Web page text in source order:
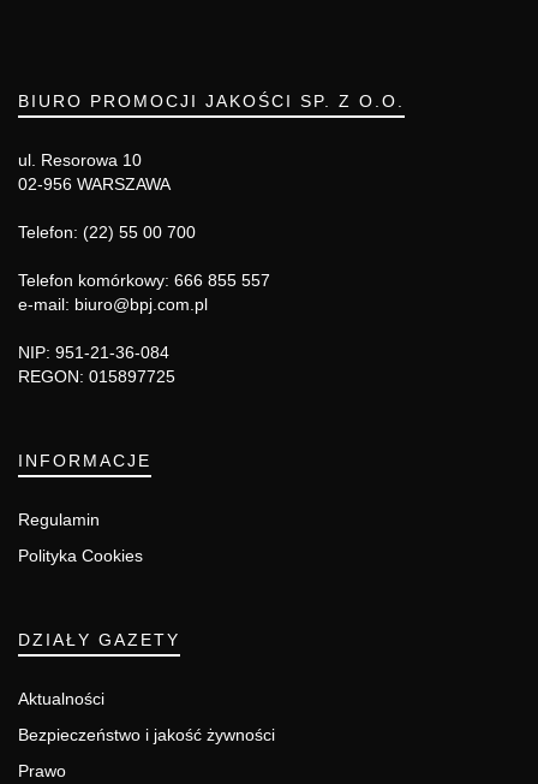
BIURO PROMOCJI JAKOŚCI SP. Z O.O.
ul. Resorowa 10
02-956 WARSZAWA
Telefon: (22) 55 00 700
Telefon komórkowy: 666 855 557
e-mail: biuro@bpj.com.pl
NIP: 951-21-36-084
REGON: 015897725
INFORMACJE
Regulamin
Polityka Cookies
DZIAŁY GAZETY
Aktualności
Bezpieczeństwo i jakość żywności
Prawo